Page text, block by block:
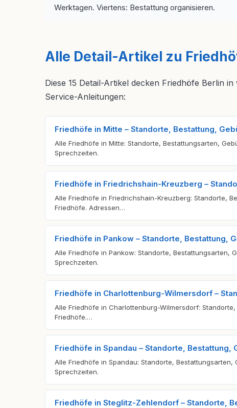
Werktagen. Viertens: Bestattung organisieren.
Alle Detail-Artikel zu
Diese 15 Detail-Artikel decken Friedhöfe Berlin
Service-Anleitungen:
Friedhöfe in Mitte – Standorte, Bestattung,
Alle Friedhöfe in Mitte: Standorte, Bestattungsarten,
Sprechzeiten.
Friedhöfe in Friedrichshain-Kreuzberg –
Alle Friedhöfe in Friedrichshain-Kreuzberg: Standorte,
Friedhöfe. Adressen…
Friedhöfe in Pankow – Standorte, Bestattung,
Alle Friedhöfe in Pankow: Standorte, Bestattungsarten,
Sprechzeiten.
Friedhöfe in Charlottenburg-Wilmersdorf –
Alle Friedhöfe in Charlottenburg-Wilmersdorf:
Friedhöfe.…
Friedhöfe in Spandau – Standorte, Bestattung,
Alle Friedhöfe in Spandau: Standorte,
Sprechzeiten.
Friedhöfe in Steglitz-Zehlendorf – Standorte,